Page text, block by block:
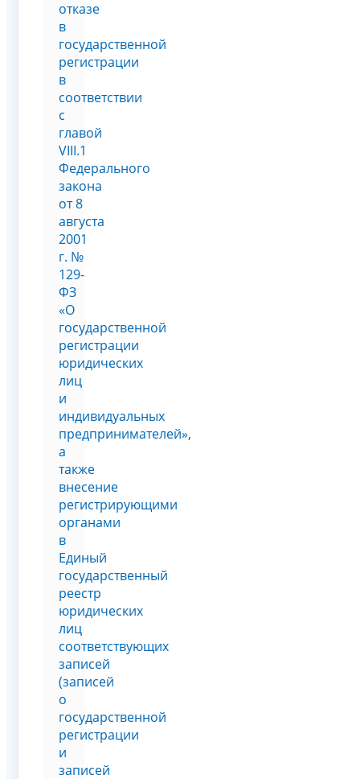
отказе
в
государственной
регистрации
в
соответствии
с
главой
VIII.1
Федерального
закона
от 8
августа
2001
г. №
129-
ФЗ
«О
государственной
регистрации
юридических
лиц
и
индивидуальных
предпринимателей»,
а
также
внесение
регистрирующими
органами
в
Единый
государственный
реестр
юридических
лиц
соответствующих
записей
(записей
о
государственной
регистрации
и
записей